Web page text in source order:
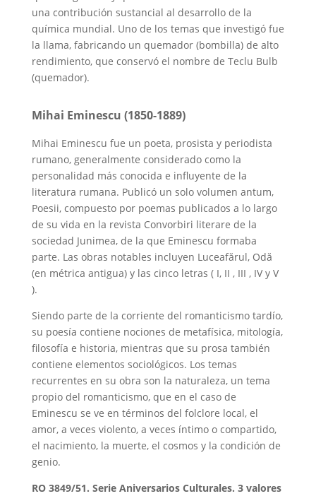
una contribución sustancial al desarrollo de la
química mundial. Uno de los temas que investigó fue
la llama, fabricando un quemador (bombilla) de alto
rendimiento, que conservó el nombre de Teclu Bulb
(quemador).
Mihai Eminescu (1850-1889)
Mihai Eminescu fue un poeta, prosista y periodista
rumano, generalmente considerado como la
personalidad más conocida e influyente de la
literatura rumana. Publicó un solo volumen antum,
Poesii, compuesto por poemas publicados a lo largo
de su vida en la revista Convorbiri literare de la
sociedad Junimea, de la que Eminescu formaba
parte. Las obras notables incluyen Luceafărul, Odă
(en métrica antigua) y las cinco letras ( I, II , III , IV y V
).
Siendo parte de la corriente del romanticismo tardío,
su poesía contiene nociones de metafísica, mitología,
filosofía e historia, mientras que su prosa también
contiene elementos sociológicos. Los temas
recurrentes en su obra son la naturaleza, un tema
propio del romanticismo, que en el caso de
Eminescu se ve en términos del folclore local, el
amor, a veces violento, a veces íntimo o compartido,
el nacimiento, la muerte, el cosmos y la condición de
genio.
RO 3849/51. Serie Aniversarios Culturales. 3 valores